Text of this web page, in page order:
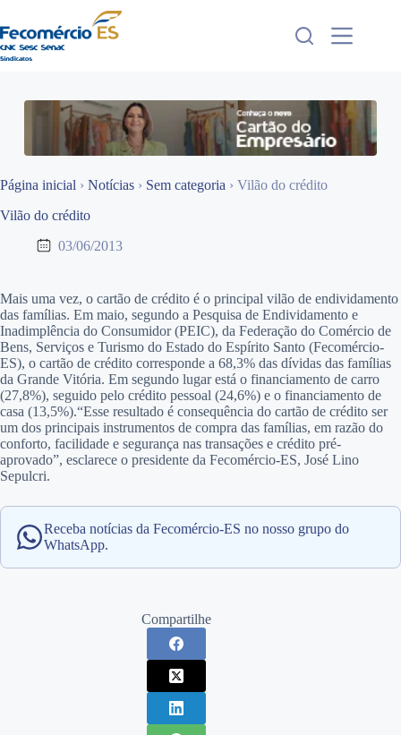
para
o
conteúdo
Página inicial › Notícias › Sem categoria › Vilão do crédito
Vilão do crédito
03/06/2013
Mais uma vez, o cartão de crédito é o principal vilão de endividamento
das famílias. Em maio, segundo a Pesquisa de Endividamento e
Inadimplência do Consumidor (PEIC), da Federação do Comércio de
Bens, Serviços e Turismo do Estado do Espírito Santo (Fecomércio-
ES), o cartão de crédito corresponde a 68,3% das dívidas das famílias
da Grande Vitória. Em segundo lugar está o financiamento de carro
(27,8%), seguido pelo crédito pessoal (24,6%) e o financiamento de
casa (13,5%).“Esse resultado é consequência do cartão de crédito ser
um dos principais instrumentos de compra das famílias, em razão do
conforto, facilidade e segurança nas transações e crédito pré-
aprovado”, esclarece o presidente da Fecomércio-ES, José Lino
Sepulcri.
Receba notícias da Fecomércio-ES no nosso grupo do
WhatsApp.
Compartilhe